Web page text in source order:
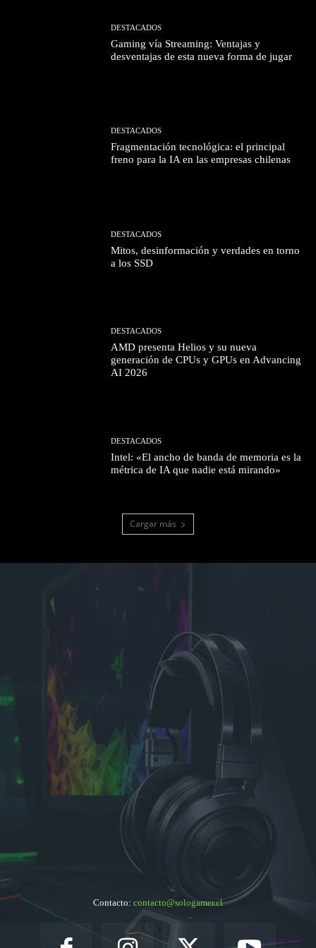
DESTACADOS
Gaming vía Streaming: Ventajas y
desventajas de esta nueva forma de jugar
DESTACADOS
Fragmentación tecnológica: el principal
freno para la IA en las empresas chilenas
DESTACADOS
Mitos, desinformación y verdades en torno
a los SSD
DESTACADOS
AMD presenta Helios y su nueva
generación de CPUs y GPUs en Advancing
AI 2026
DESTACADOS
Intel: «El ancho de banda de memoria es la
métrica de IA que nadie está mirando»
Cargar más
Contacto: contacto@sologamer.cl